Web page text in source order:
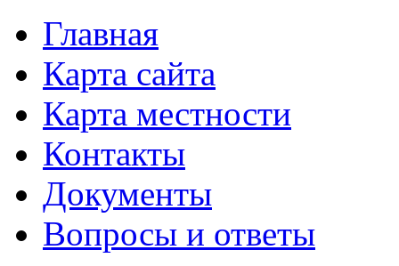
Главная
Карта сайта
Карта местности
Контакты
Документы
Вопросы и ответы